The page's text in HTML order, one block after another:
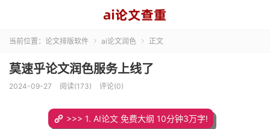
当前位置： 论文排版软件  ai论文润色  正文
莫速乎论文润色服务上线了
2024-09-27 阅读(173) 评论(0)
>>> 1. AI论文 免费大纲 10分钟3万字!